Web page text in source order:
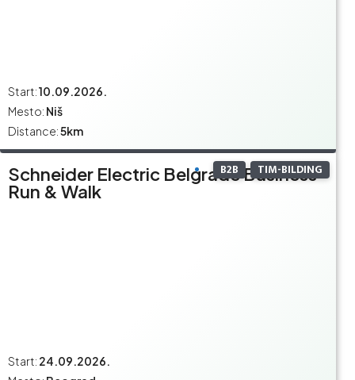
Start:10.09.2026.
Mesto: Niš
Distance:5km
B2B TIM-BILDING
Schneider Electric Belgrade Business
Run & Walk
Start: 24.09.2026.